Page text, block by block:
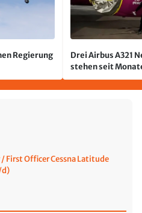
Regierung
Drei Airbus A321
stehen seit
jetzt wurde einer
First Officer Cessna Latitude
d)